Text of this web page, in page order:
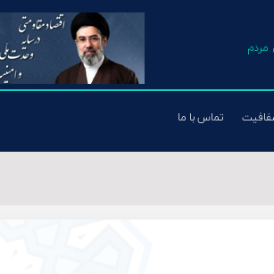
تماس با ما